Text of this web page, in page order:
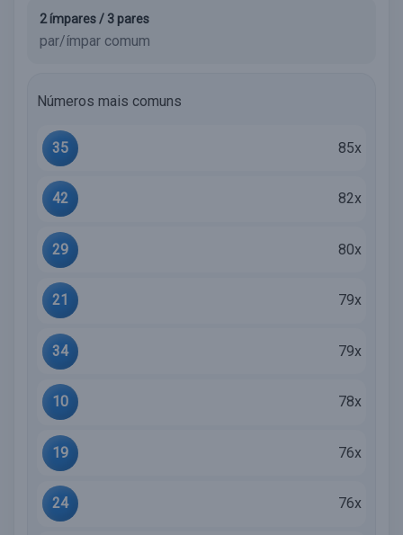
2 ímpares / 3 pares
par/ímpar comum
Números mais comuns
35 85x
42 82x
29 80x
21 79x
34 79x
10 78x
19 76x
24 76x